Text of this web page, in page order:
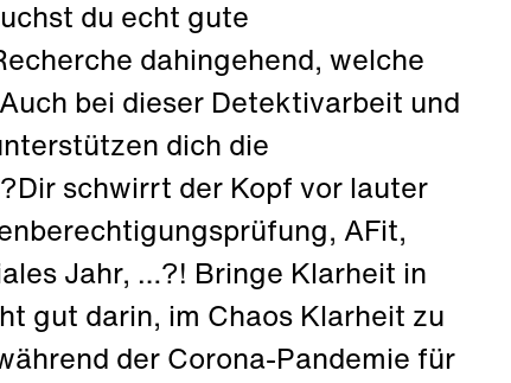
du echt gute
dahingehend, welche
bei dieser Detektivarbeit und
dich die
schwirrt der Kopf vor lauter
AFit,
Jahr, …?! Bringe Klarheit in
gut darin, im Chaos Klarheit zu
der Corona-Pandemie für